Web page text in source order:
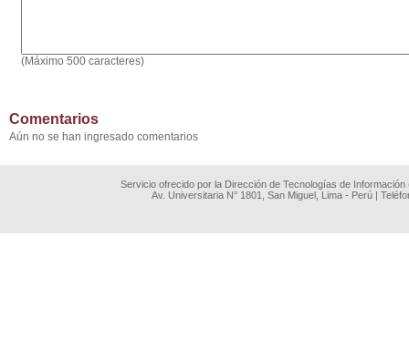
(Máximo 500 caracteres)
Comentarios
Aún no se han ingresado comentarios
Servicio ofrecido por la Dirección de Tecnologías de
Av. Universitaria N° 1801, San Miguel, Lima - Perú |